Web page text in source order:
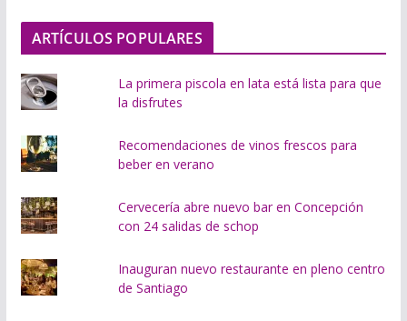
.
.
ARTÍCULOS POPULARES
La primera piscola en lata está lista para que
la disfrutes
Recomendaciones de vinos frescos para
beber en verano
Cervecería abre nuevo bar en Concepción
con 24 salidas de schop
Inauguran nuevo restaurante en pleno centro
de Santiago